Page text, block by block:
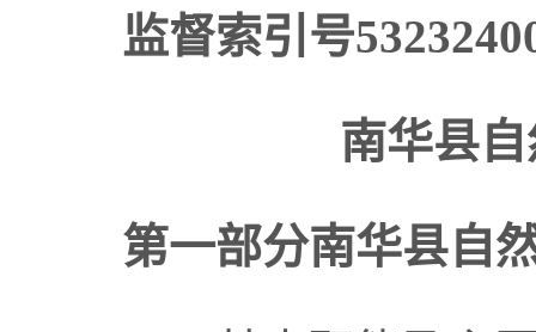
监督索引号
南华县
第一部分南华县自